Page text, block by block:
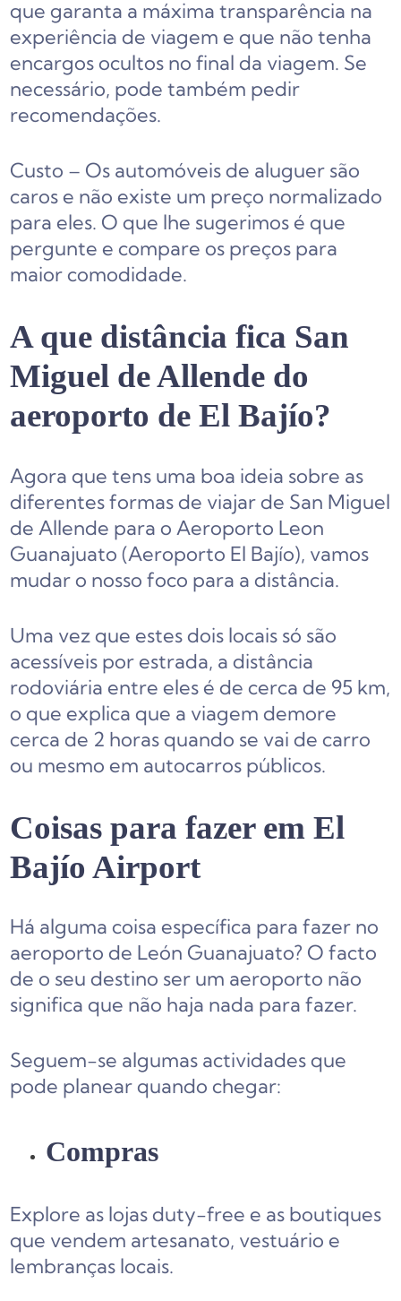
que garanta a máxima transparência na
experiência de viagem e que não tenha
encargos ocultos no final da viagem. Se
necessário, pode também pedir
recomendações.
Custo – Os automóveis de aluguer são
caros e não existe um preço normalizado
para eles. O que lhe sugerimos é que
pergunte e compare os preços para
maior comodidade.
A que distância fica San
Miguel de Allende do
aeroporto de El Bajío?
Agora que tens uma boa ideia sobre as
diferentes formas de viajar de San Miguel
de Allende para o Aeroporto Leon
Guanajuato (Aeroporto El Bajío), vamos
mudar o nosso foco para a distância.
Uma vez que estes dois locais só são
acessíveis por estrada, a distância
rodoviária entre eles é de cerca de 95 km,
o que explica que a viagem demore
cerca de 2 horas quando se vai de carro
ou mesmo em autocarros públicos.
Coisas para fazer em El
Bajío Airport
Há alguma coisa específica para fazer no
aeroporto de León Guanajuato? O facto
de o seu destino ser um aeroporto não
significa que não haja nada para fazer.
Seguem-se algumas actividades que
pode planear quando chegar:
Compras
Explore as lojas duty-free e as boutiques
que vendem artesanato, vestuário e
lembranças locais.